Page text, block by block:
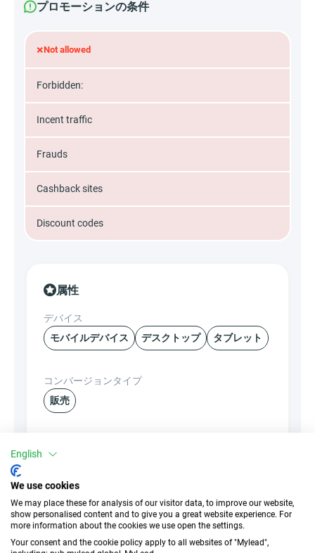
プロモーションの条件
×Not allowed
Forbidden:
Incent traffic
Frauds
Cashback sites
Discount codes
属性
デバイス
モバイルデバイス
デスクトップ タブレット
コンバージョンタイプ
販売
インセンティブなし
n/d
✓ はい
English
We use cookies
We may place these for analysis of our visitor data, to improve our website,
show personalised content and to give you a great website experience. For
more information about the cookies we use open the settings.
Your consent and the cookie policy apply to all websites of "Mylead",